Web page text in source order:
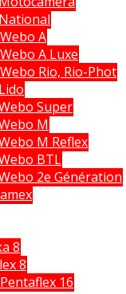
A
A Luxe
Rio, Rio-Phot
Super
M
M Reflex
BTL
2e Génération
8
8
16